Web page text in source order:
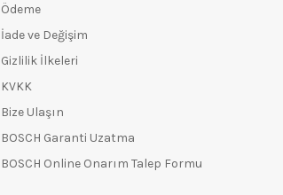
Ödeme
İade ve Değişim
Gizlilik İlkeleri
KVKK
Bize Ulaşın
BOSCH Garanti Uzatma
BOSCH Online Onarım Talep Formu